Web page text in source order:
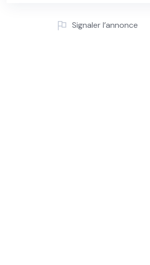
Signaler l’annonce